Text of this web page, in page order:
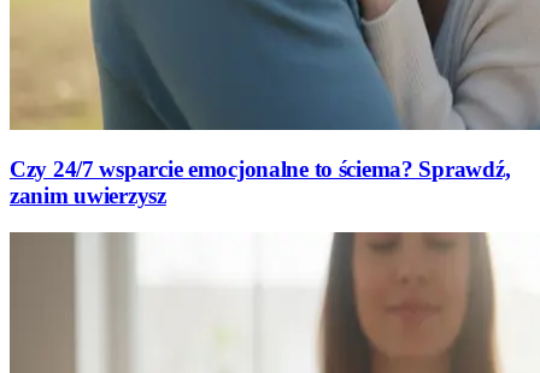
Czy 24/7 wsparcie emocjonalne to ściema? Sprawdź,
zanim uwierzysz